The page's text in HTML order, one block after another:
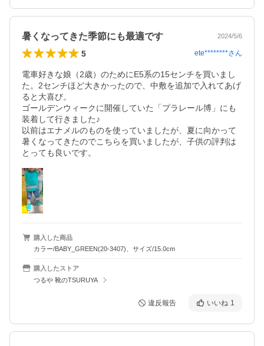
暑くなってきた季節にも最適です 2024/5/6
5 ete********さん
電車好きな娘（2歳）のためにE5系の15センチを買いまし
た。2センチほど大きかったので、中敷を追加で入れてあげ
ると大喜び。
ゴールデンウィークに開催していた「プラレール博」にも
装着して行きました♪
以前はエナメルのものを使っていましたが、夏に向かって
暑くなってきたのでこちらを買いましたが、子供の評判は
とっても良いです。
購入した商品
カラー/BABY_GREEN(20-3407)、サイズ/15.0cm
購入したストア
つるや 靴のTSURUYA
違反報告 いいね 1